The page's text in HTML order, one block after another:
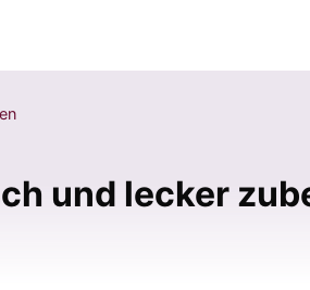
und lecker